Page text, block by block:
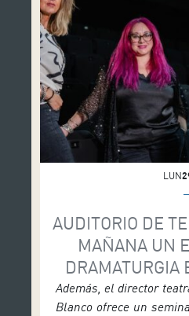
Hamlet. Este
LUN
AUDITORIO DE
MAÑANA UN
DRAMATURGIA
Además, el director
Blanco ofrece un